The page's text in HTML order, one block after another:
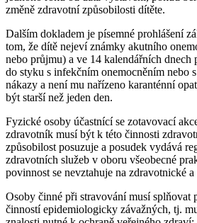
změně zdravotní způsobilosti dítěte.
Dalším dokladem je písemné prohlášení
tom, že dítě nejeví známky akutního
nebo průjmu) a ve 14 kalendářních dnech
do styku s infekčním onemocněním nebo
nákazy a není mu nařízeno karanténní
být starší než jeden den.
Fyzické osoby účastnící se zotavovací
zdravotník musí být k této činnosti
způsobilost posuzuje a posudek vydává
zdravotních služeb v oboru všeobecné
povinnost se nevztahuje na zdravotnické
Osoby činné při stravování musí splňovat
činností epidemiologicky závažných, tj.